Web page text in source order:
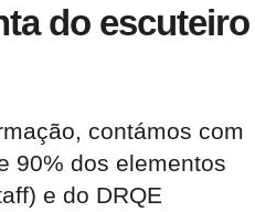
do escuteiro
contámos com
90% dos elementos
e do DRQE